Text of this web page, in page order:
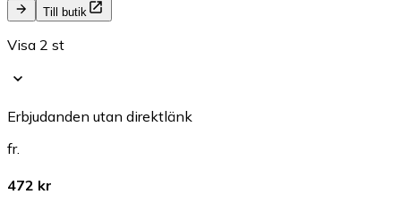
Till butik
Visa 2 st
Erbjudanden utan direktlänk
fr.
472 kr